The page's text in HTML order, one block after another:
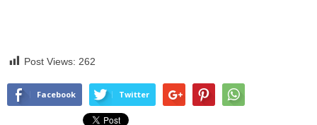
Post Views: 262
Facebook Twitter